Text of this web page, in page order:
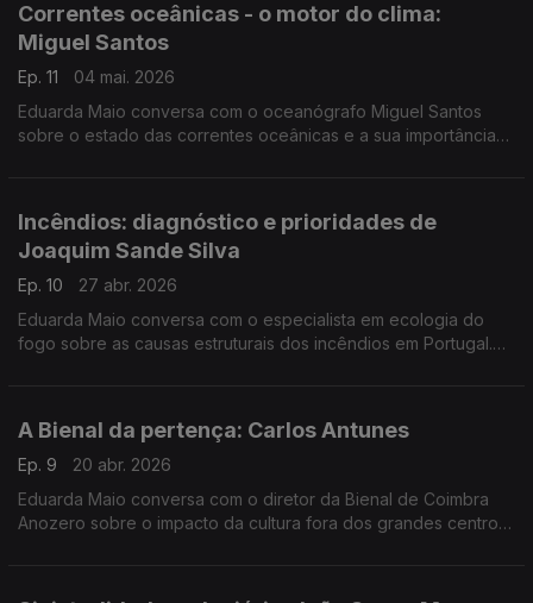
Correntes oceânicas - o motor do clima:
Miguel Santos
Ep. 11
04 mai. 2026
Eduarda Maio conversa com o oceanógrafo Miguel Santos
sobre o estado das correntes oceânicas e a sua importância
Incêndios: diagnóstico e prioridades de
Joaquim Sande Silva
Ep. 10
27 abr. 2026
Eduarda Maio conversa com o especialista em ecologia do
fogo sobre as causas estruturais dos incêndios em Portugal.
A Bienal da pertença: Carlos Antunes
Ep. 9
20 abr. 2026
Eduarda Maio conversa com o diretor da Bienal de Coimbra
Anozero sobre o impacto da cultura fora dos grandes centros